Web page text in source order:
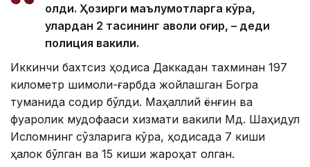
олди. Ҳозирги маълумотларга кўра,
улардан 2 тасининг аҳволи оғир, – деди
полиция вакили.
Иккинчи бахтсиз ҳодиса Даккадан тахминан 197
километр шимоли-ғарбда жойлашган Богра
туманида содир бўлди. Маҳаллий ёнғин ва
фуқаролик мудофааси хизмати вакили Мд. Шаҳидул
Исломнинг сўзларига кўра, ҳодисада 7 киши
ҳалок бўлган ва 15 киши жароҳат олган.